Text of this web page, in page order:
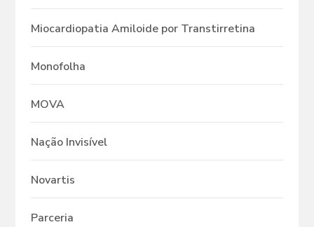
Miocardiopatia Amiloide por Transtirretina
Monofolha
MOVA
Nação Invisível
Novartis
Parceria